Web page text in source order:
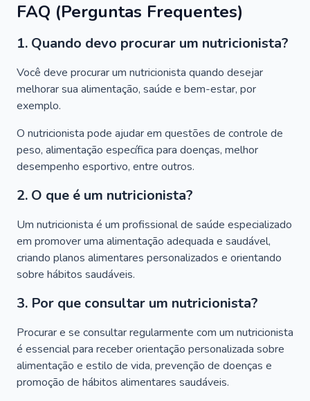
FAQ (Perguntas Frequentes)
1. Quando devo procurar um nutricionista?
Você deve procurar um nutricionista quando desejar
melhorar sua alimentação, saúde e bem-estar, por
exemplo.
O nutricionista pode ajudar em questões de controle de
peso, alimentação específica para doenças, melhor
desempenho esportivo, entre outros.
2. O que é um nutricionista?
Um nutricionista é um profissional de saúde especializado
em promover uma alimentação adequada e saudável,
criando planos alimentares personalizados e orientando
sobre hábitos saudáveis.
3. Por que consultar um nutricionista?
Procurar e se consultar regularmente com um nutricionista
é essencial para receber orientação personalizada sobre
alimentação e estilo de vida, prevenção de doenças e
promoção de hábitos alimentares saudáveis.